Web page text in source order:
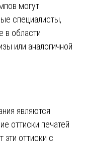
могут
специалисты,
в области
или аналогичной
являются
оттиски печатей
оттиски с